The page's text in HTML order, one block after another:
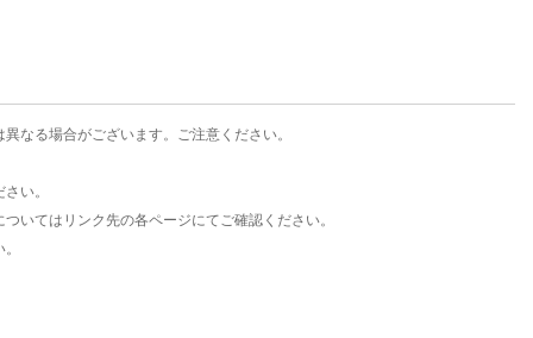
なる場合がございます。ご注意ください。
い。
いてはリンク先の各ページにてご確認ください。